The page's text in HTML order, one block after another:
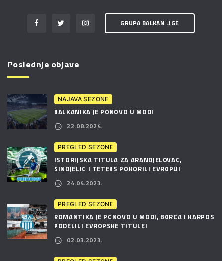
GRUPA BALKAN LIGE
Poslednje objave
NAJAVA SEZONE
BALKANIKA JE PONOVO U MODI
22.08.2024.
PREGLED SEZONE
ISTORIJSKA TITULA ZA ARANDJELOVAC,
SINDJELIC I TETEKS POKORILI EVROPU!
24.04.2023.
PREGLED SEZONE
ROMANTIKA JE PONOVO U MODI, BORCA I KARPOS
PODELILI EVROPSKE TITULE!
02.03.2023.